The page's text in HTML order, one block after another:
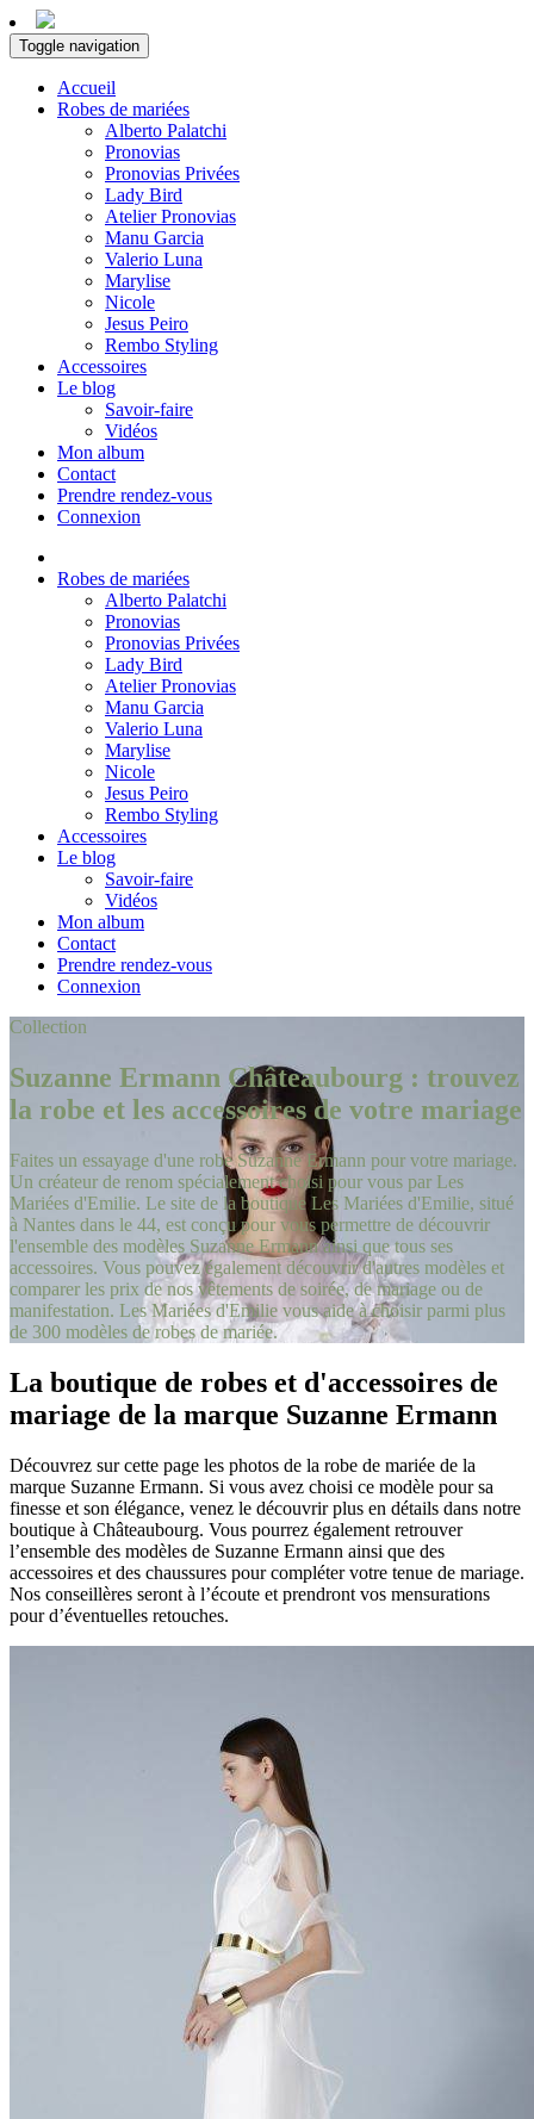
Toggle navigation
Accueil
Robes de mariées
Alberto Palatchi
Pronovias
Pronovias Privées
Lady Bird
Atelier Pronovias
Manu Garcia
Valerio Luna
Marylise
Nicole
Jesus Peiro
Rembo Styling
Accessoires
Le blog
Savoir-faire
Vidéos
Mon album
Contact
Prendre rendez-vous
Connexion
Robes de mariées
Alberto Palatchi
Pronovias
Pronovias Privées
Lady Bird
Atelier Pronovias
Manu Garcia
Valerio Luna
Marylise
Nicole
Jesus Peiro
Rembo Styling
Accessoires
Le blog
Savoir-faire
Vidéos
Mon album
Contact
Prendre rendez-vous
Connexion
Collection
Suzanne Ermann Châteaubourg : trouvez
la robe et les accessoires de votre mariage
Faites un essayage d'une robe Suzanne Ermann pour votre mariage.
Un créateur de renom spécialement choisi pour vous par Les
Mariées d'Emilie. Le site de la boutique Les Mariées d'Emilie, situé
à Nantes dans le 44, est conçu pour vous permettre de découvrir
l'ensemble des modèles Suzanne Ermann ainsi que tous ses
accessoires. Vous pouvez également découvrir d'autres modèles et
comparer les prix de nos vêtements de soirée, de mariage ou de
manifestation. Les Mariées d'Emilie vous aide à choisir parmi plus
de 300 modèles de robes de mariée.
La boutique de robes et d'accessoires de
mariage de la marque Suzanne Ermann
Découvrez sur cette page les photos de la robe de mariée de la
marque Suzanne Ermann. Si vous avez choisi ce modèle pour sa
finesse et son élégance, venez le découvrir plus en détails dans notre
boutique à Châteaubourg. Vous pourrez également retrouver
l’ensemble des modèles de Suzanne Ermann ainsi que des
accessoires et des chaussures pour compléter votre tenue de mariage.
Nos conseillères seront à l’écoute et prendront vos mensurations
pour d’éventuelles retouches.